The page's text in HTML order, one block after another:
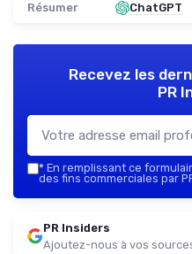
Résumer ChatGPT
Recevez les
PR
* En remplissant ce
des fins commerciales par
PR Insiders
Ajoutez-nous à vos